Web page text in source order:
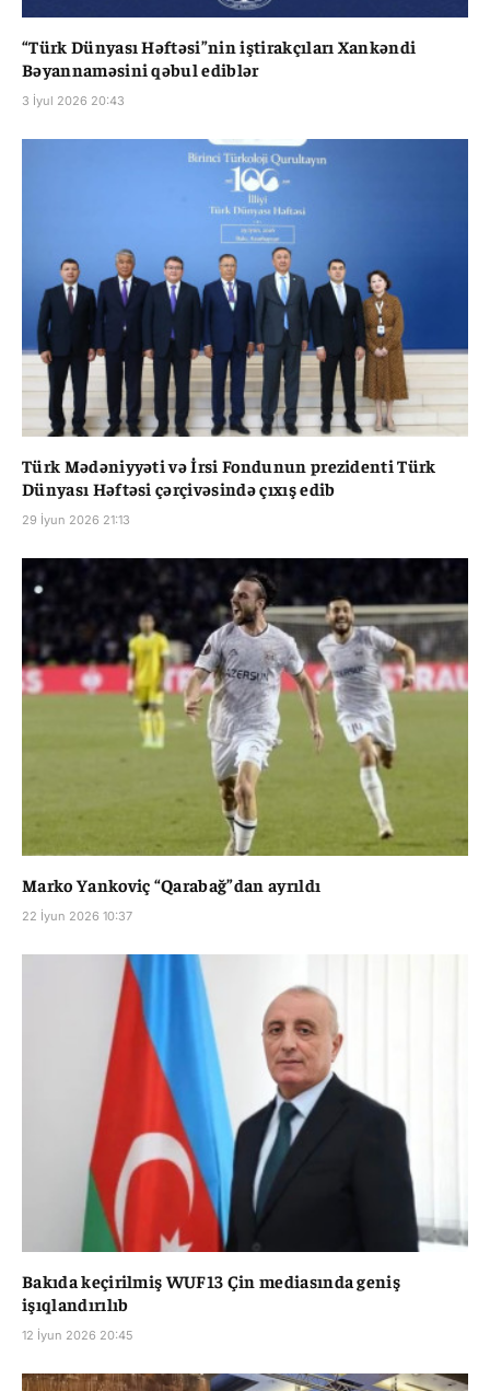
“Türk Dünyası Həftəsi”nin iştirakçıları Xankəndi
Bəyannaməsini qəbul ediblər
3 İyul 2026 20:43
Türk Mədəniyyəti və İrsi Fondunun prezidenti Türk
Dünyası Həftəsi çərçivəsində çıxış edib
29 İyun 2026 21:13
Marko Yankoviç “Qarabağ”dan ayrıldı
22 İyun 2026 10:37
Bakıda keçirilmiş WUF13 Çin mediasında geniş
işıqlandırılıb
12 İyun 2026 20:45